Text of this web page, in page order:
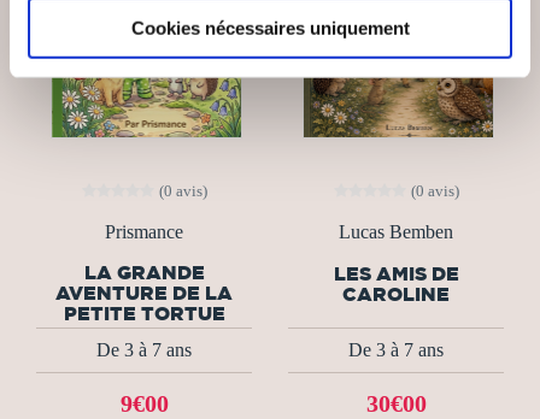
Cookies nécessaires uniquement
(0 avis)
Prismance
LA GRANDE
AVENTURE DE LA
PETITE TORTUE
De 3 à 7 ans
9€00
(0 avis)
Lucas Bemben
LES AMIS DE
CAROLINE
De 3 à 7 ans
30€00